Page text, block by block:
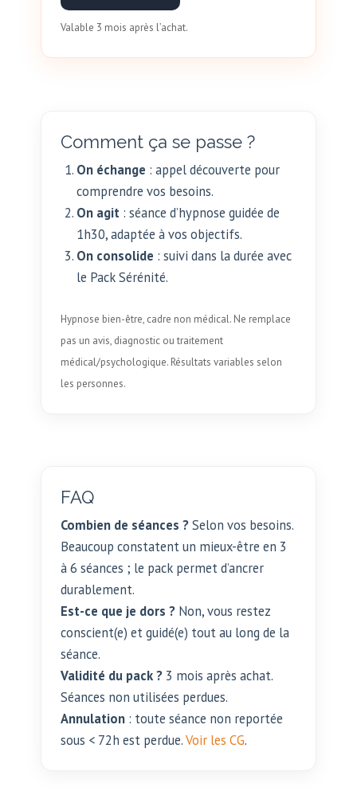
Valable 3 mois après l’achat.
Comment ça se passe ?
On échange : appel découverte pour
comprendre vos besoins.
On agit : séance d’hypnose guidée de
1h30, adaptée à vos objectifs.
On consolide : suivi dans la durée avec
le Pack Sérénité.
Hypnose bien-être, cadre non médical. Ne remplace
pas un avis, diagnostic ou traitement
médical/psychologique. Résultats variables selon
les personnes.
FAQ
Combien de séances ?Selon vos besoins.
Beaucoup constatent un mieux-être en 3
à 6 séances ; le pack permet d’ancrer
durablement.
Est-ce que je dors ? Non, vous restez
conscient(e) et guidé(e) tout au long de la
séance.
Validité du pack ? 3 mois après achat.
Séances non utilisées perdues.
Annulation : toute séance non reportée
sous < 72h est perdue.Voir les CG.